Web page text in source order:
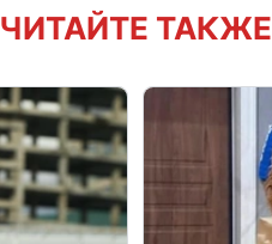
ЧИТАЙТЕ ТАКЖЕ